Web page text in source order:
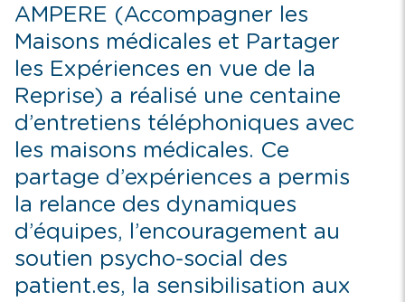
AMPERE (Accompagner les
Maisons médicales et Partager
les Expériences en vue de la
Reprise) a réalisé une centaine
d’entretiens téléphoniques avec
les maisons médicales. Ce
partage d’expériences a permis
la relance des dynamiques
d’équipes, l’encouragement au
soutien psycho-social des
patient.es, la sensibilisation aux